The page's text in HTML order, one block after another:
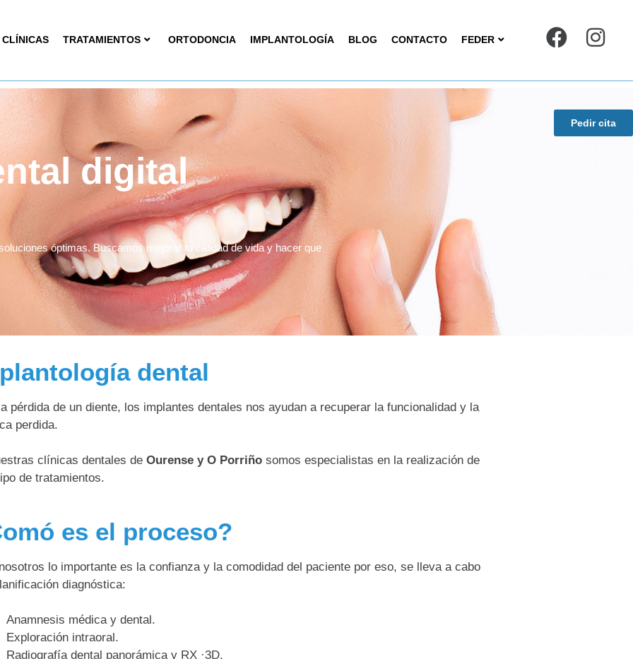
CLÍNICAS TRATAMIENTOS ORTODONCIA IMPLANTOLOGÍA BLOG CONTACTO FEDER
Pedir cita
digital
óptimas. Buscamos mejorar tu calidad de vida y hacer que
dental
pérdida de un diente, los implantes dentales nos ayudan a recuperar la funcionalidad y la
perdida.
clínicas dentales deOurense y O Porriño somos especialistas en la realización de
de tratamientos.
es el proceso?
lo importante es la confianza y la comodidad del paciente por eso, se lleva a cabo
diagnóstica:
Anamnesis médica y dental.
Exploración intraoral.
Radiografía dental panorámica y RX ·3D.